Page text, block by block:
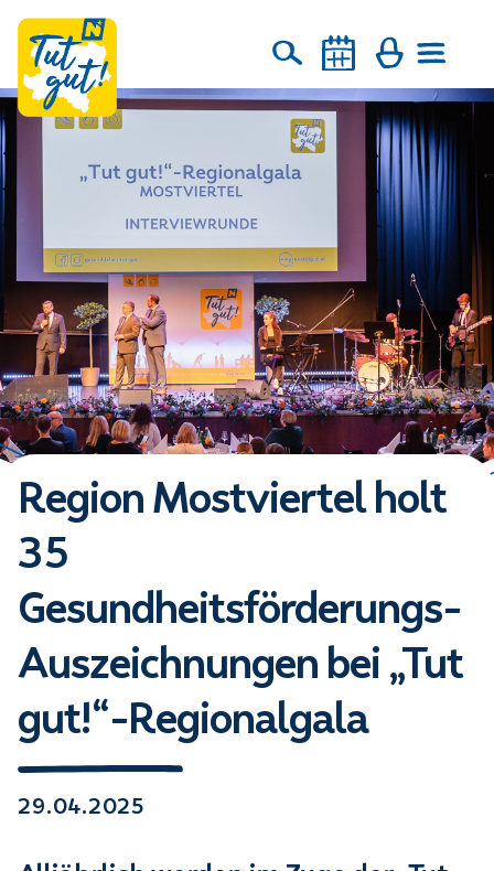
Region Mostviertel holt
35
Gesundheitsförderungs-
Auszeichnungen bei „Tut
gut!“-Regionalgala
29.04.2025